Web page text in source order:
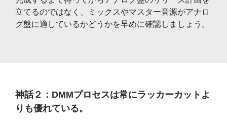
立てるのではなく、ミックスやマスター音源がアナロ
グ盤に適しているかどうかを早めに確認しましょう。
神話２：DMMプロセスは常にラッカーカットよ
りも優れている。